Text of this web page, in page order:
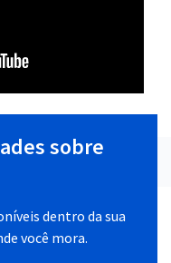
sobre
dentro da sua
você mora.